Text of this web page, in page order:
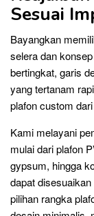
Sesuai
Bayangkan
selera dan
bertingkat, garis
yang tertanam
plafon custom
Kami melayani
mulai dari plafon
gypsum, hingga
dapat
pilihan rangka